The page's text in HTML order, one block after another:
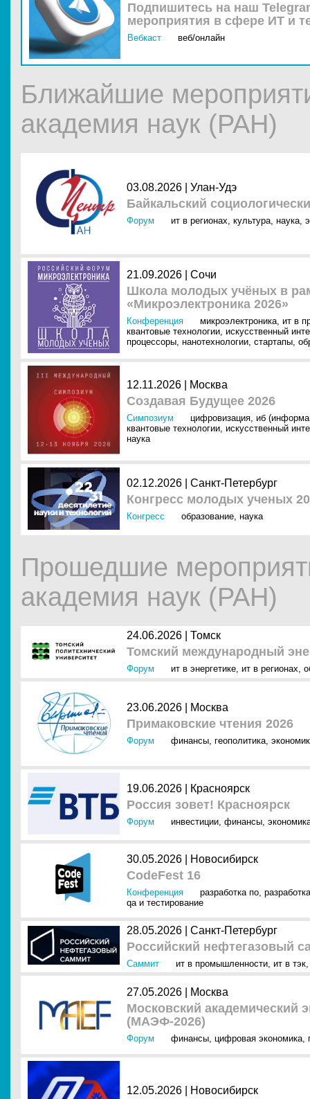
Подпишитесь на наш
мероприятия в сфере ИТ и
Вебкаст веб/онлайн
Ближайшие
академия наук (РАН)
03.08.2026 | Улан-Удэ
Байкальский
Форум ит в регионах, культура, наука,
21.09.2026 | Сочи
Школа молодых учёных в
«Микроэлектроника 2026»
Конференция микроэлектроника, ит в
квантовые технологии, искусственный
процессоры, нанотехнологии, стартапы,
12.11.2026 | Москва
Создавая Будущее 2026
Симпозиум цифровизация, иб
квантовые технологии, искусственный
наука
02.12.2026 | Санкт-Петербург
Конгресс молодых ученых
Конгресс образование, наука
Прошедшие
академия наук (РАН)
24.06.2026 | Томск
Томский международный
Форум ит в энергетике, ит в регионах,
23.06.2026 | Москва
Примаковские чтения 2026
Форум финансы, геополитика,
19.06.2026 | Красноярск
Россия зовет! Красноярск
Форум инвестиции, финансы,
30.05.2026 | Новосибирск
CodeFest 16
Конференция разработка по,
qa и тестирование
28.05.2026 | Санкт-Петербург
Российский нефтегазовый
Саммит ит в промышленности, ит в тэк
27.05.2026 | Москва
Московский академический
(МАЭФ-2026)
Форум финансы, цифровая экономика,
12.05.2026 | Новосибирск